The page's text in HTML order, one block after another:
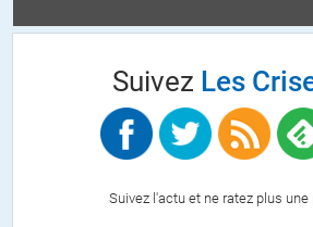
JNNT//29.10.2022 à 10h39
Tout cela s’accorde parfaitement avec les
Riz. Favoriser l’arrivée au pouvoir du
le bolchevisme conduit aussi au « choix de la
françaises en 1940 et à une « collaboration »
France, n’envisagent jamais même cette
Suivez Les
Suivez l'actu et ne ratez plus